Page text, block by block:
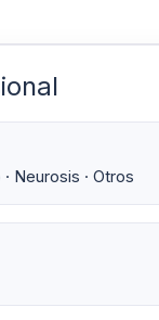
Neurosis · Otros